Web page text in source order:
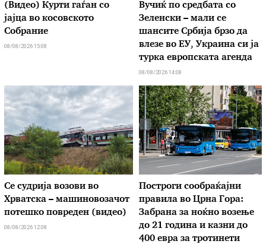
(Видео) Курти гаѓан со
јајца во косовското
Собрание
08/08/2026 15:08
Вучиќ по средбата со
Зеленски – мали се
шансите Србија брзо да
влезе во ЕУ, Украина си ја
турка европската агенда
08/08/2026 14:08
Се судрија возови во
Хрватска – машиновозачот
потешко повреден (видео)
08/08/2026 12:08
Построги сообраќајни
правила во Црна Гора:
Забрана за ноќно возење
до 21 година и казни до
400 евра за тротинети